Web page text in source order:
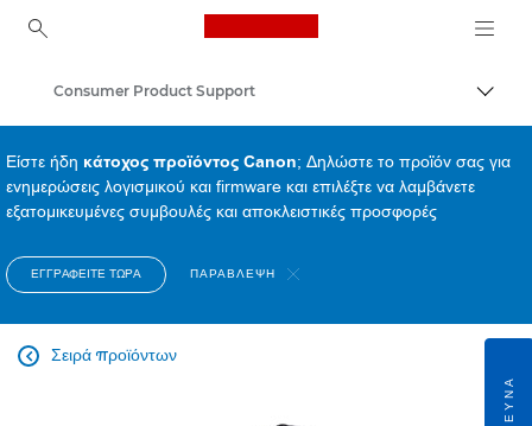
Canon Logo, back to
Consumer Product Support
Είστε ήδη κάτοχος προϊόντος Canon; Δηλώστε το προϊόν σας για
ενημερώσεις λογισμικού και firmware και επιλέξτε να λαμβάνετε
εξατομικευμένες συμβουλές και αποκλειστικές προσφορές
ΕΓΓΡΑΦΕΊΤΕ ΤΏΡΑ ΠΑΡΆΒΛΕΨΗ
Σειρά προϊόντων

ΈΡΕΥΝΑ